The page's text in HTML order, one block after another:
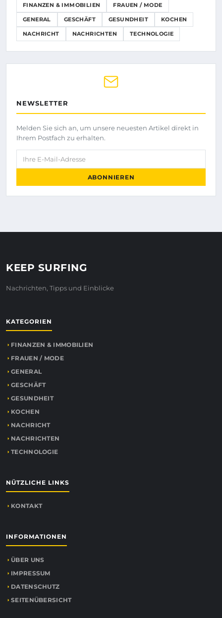
FINANZEN & IMMOBILIEN FRAUEN / MODE
GENERAL GESCHÄFT GESUNDHEIT KOCHEN
NACHRICHT NACHRICHTEN TECHNOLOGIE
NEWSLETTER
Melden Sie sich an, um unsere neuesten Artikel direkt in
Ihrem Postfach zu erhalten.
Ihre E-Mail-Adresse
ABONNIEREN
KEEP SURFING
Nachrichten, Tipps und Einblicke
KATEGORIEN
FINANZEN & IMMOBILIEN
FRAUEN / MODE
GENERAL
GESCHÄFT
GESUNDHEIT
KOCHEN
NACHRICHT
NACHRICHTEN
TECHNOLOGIE
NÜTZLICHE LINKS
KONTAKT
INFORMATIONEN
ÜBER UNS
IMPRESSUM
DATENSCHUTZ
SEITENÜBERSICHT